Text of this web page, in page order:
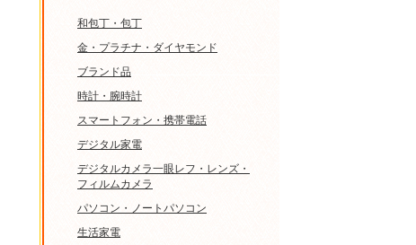
和包丁・包丁
金・プラチナ・ダイヤモンド
ブランド品
時計・腕時計
スマートフォン・携帯電話
デジタル家電
デジタルカメラ一眼レフ・レンズ・
フィルムカメラ
パソコン・ノートパソコン
生活家電